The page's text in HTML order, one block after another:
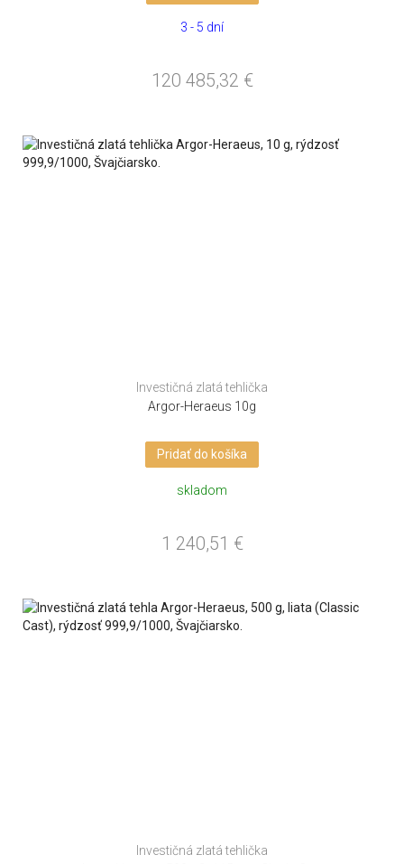
3 - 5 dní
120 485,32 €
Investičná zlatá tehlička
Argor-Heraeus 10g
Pridať do košíka
skladom
1 240,51 €
Investičná zlatá tehlička